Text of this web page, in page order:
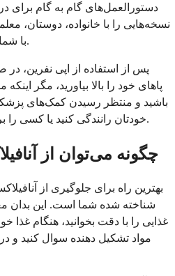
دستورالعمل‌های گام به گام
نسخه‌هایی را با خانواده، دوستان،
با شما می‌گذرانند، به اشتراک بگذارید.
پس از استفاده از اپی نفرین،
پاهای خود را بالا بیاورید، مگر
باشید و منتظر رسیدن کمک‌های
خودتان رانندگی کنید یا کسی را برای رانندگی به بیمارستان ببرید.
چگونه می‌توان از
بهترین راه برای جلوگیری از
شناخته شده شما است. این
غذایی را با دقت بخوانید، هنگام غذا
مواد تشکیل دهنده سوال کنید و